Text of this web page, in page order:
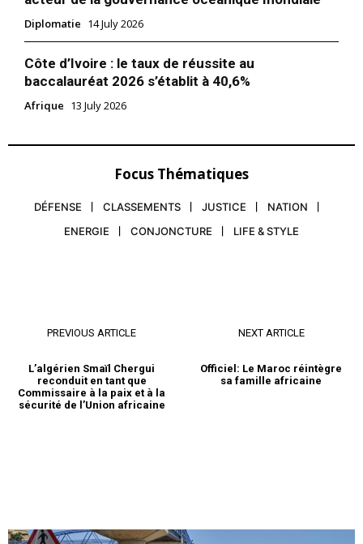
Diplomatie 14 July 2026
Côte d’Ivoire : le taux de réussite au
baccalauréat 2026 s’établit à 40,6%
Afrique 13 July 2026
Focus Thématiques
DÉFENSE CLASSEMENTS JUSTICE
NATION
ENERGIE
CONJONCTURE LIFE & STYLE
PREVIOUS ARTICLE
L’algérien Smaïl Chergui
reconduit en tant que
Commissaire à la paix et à la
sécurité de l’Union africaine
NEXT ARTICLE
Officiel: Le Maroc réintègre
sa famille africaine